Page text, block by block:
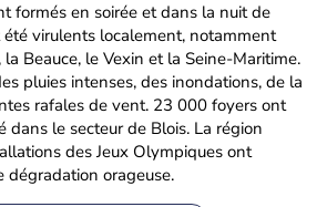
formés en soirée et dans la nuit de
virulents localement, notamment
Beauce, le Vexin et la Seine-Maritime.
pluies intenses, des inondations, de la
rafales de vent. 23 000 foyers ont
dans le secteur de Blois. La région
des Jeux Olympiques ont
dégradation orageuse.